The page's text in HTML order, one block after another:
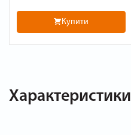
Купити
Характеристики